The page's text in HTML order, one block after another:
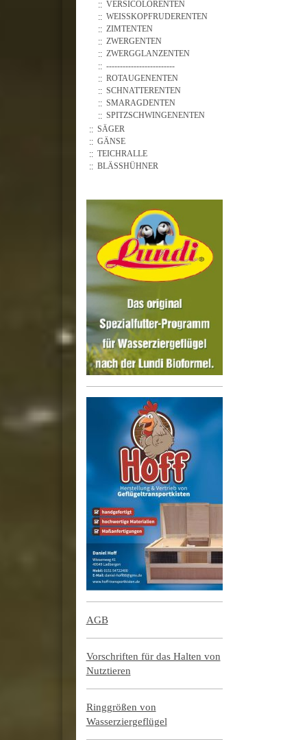
VERSICOLORENTEN
WEISSKOPFRUDERENTEN
ZIMTENTEN
ZWERGENTEN
ZWERGGLANZENTEN
-------------------------
ROTAUGENENTEN
SCHNATTERENTEN
SMARAGDENTEN
SPITZSCHWINGENENTEN
SÄGER
GÄNSE
TEICHRALLE
BLÄSSHÜHNER
AGB
Vorschriften für das Halten von
Nutztieren
Ringgrößen von
Wasserziergeflügel